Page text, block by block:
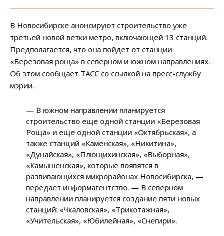
В Новосибирске анонсируют строительство уже
третьей новой ветки метро, включающей 13 станций.
Предполагается, что она пойдет от станции
«Березовая роща» в северном и южном направлениях.
Об этом сообщает ТАСС со ссылкой на пресс-службу
мэрии.
— В южном направлении планируется
строительство еще одной станции «Березовая
Роща» и еще одной станции «Октябрьская», а
также станций «Каменская», «Никитина»,
«Дунайская», «Плющихинская», «Выборная»,
«Камышенская», которые появятся в
развивающихся микрорайонах Новосибирска, —
передает информагентство. — В северном
направлении планируется создание пяти новых
станций: «Чкаловская», «Трикотажная»,
«Учительская», «Юбилейная», «Снегири».